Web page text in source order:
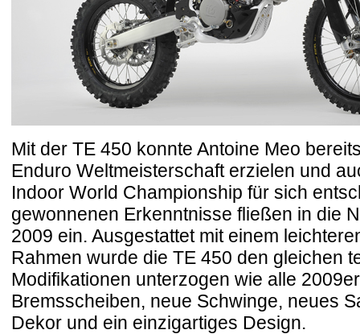
Mit der TE 450 konnte Antoine Meo
Enduro Weltmeisterschaft erzielen und
Indoor World Championship für sich
gewonnenen Erkenntnisse fließen in die
2009 ein. Ausgestattet mit einem
Rahmen wurde die TE 450 den gleichen
Modifikationen unterzogen wie alle
Bremsscheiben, neue Schwinge, neues
Dekor und ein einzigartiges Design.